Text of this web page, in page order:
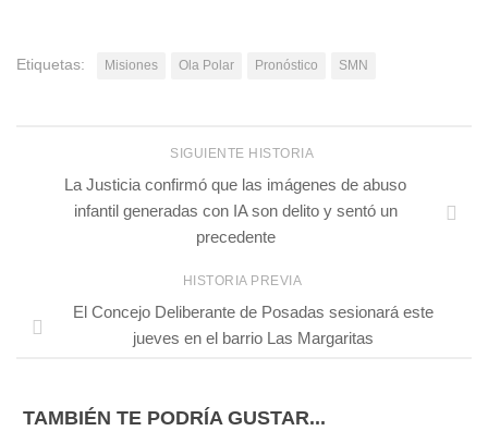
Etiquetas: Misiones Ola Polar Pronóstico SMN
SIGUIENTE HISTORIA
La Justicia confirmó que las imágenes de abuso
infantil generadas con IA son delito y sentó un
precedente
HISTORIA PREVIA
El Concejo Deliberante de Posadas sesionará este
jueves en el barrio Las Margaritas
TAMBIÉN TE PODRÍA GUSTAR...